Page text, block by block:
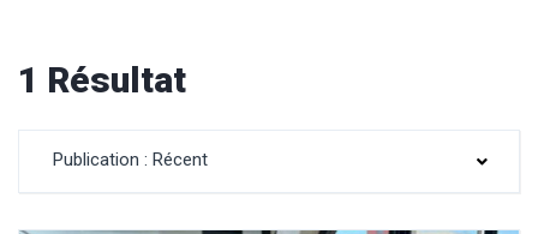
1 Résultat
Publication : Récent